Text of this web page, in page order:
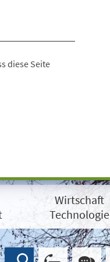
diese Seite
Wirtschaft
Technologie